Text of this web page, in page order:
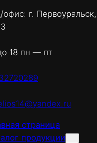
офис: г.
18 пн — пт
страница
продукции